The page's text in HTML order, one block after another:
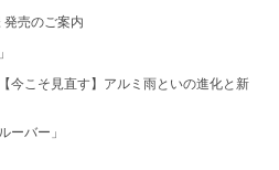
発売のご案内
今こそ見直す】アルミ雨といの進化と新
ーバー」